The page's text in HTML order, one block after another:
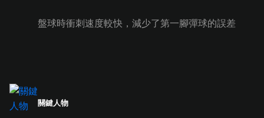
盤球時衝刺速度較快，減少了第一腳彈球的誤差
關鍵人物